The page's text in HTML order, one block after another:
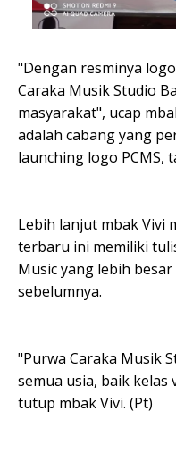
"Dengan resminya
Caraka Musik Studio
masyarakat", ucap
adalah cabang yang
launching logo PCMS,
Lebih lanjut mbak Vivi
terbaru ini memiliki
Music yang lebih
sebelumnya.
"Purwa Caraka Musik
semua usia, baik kelas
tutup mbak Vivi. (Pt)